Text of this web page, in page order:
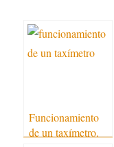
Funcionamiento
de un taxímetro.